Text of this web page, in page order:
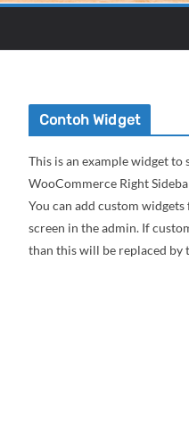
Contoh Widget
This is an example widget to
WooCommerce Right
You can add custom
screen in the admin. If
than this will be replaced by